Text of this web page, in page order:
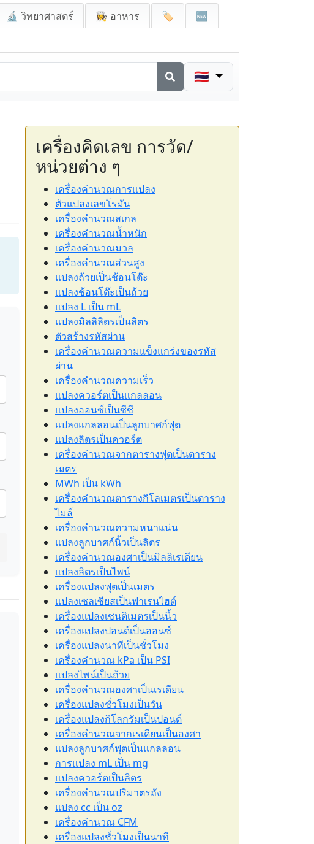
🔬 วิทยาศาสตร์ 👩‍🍳 อาหาร 🏷️
🆕
🇹🇭
เครื่องคิดเลข การวัด/
หน่วยต่าง ๆ
เครื่องคำนวณการแปลง
ตัวแปลงเลขโรมัน
เครื่องคำนวณสเกล
เครื่องคำนวณน้ำหนัก
เครื่องคำนวณมวล
เครื่องคำนวณส่วนสูง
แปลงถ้วยเป็นช้อนโต๊ะ
แปลงช้อนโต๊ะเป็นถ้วย
แปลง L เป็น mL
แปลงมิลลิลิตรเป็นลิตร
ตัวสร้างรหัสผ่าน
เครื่องคำนวณความแข็งแกร่งของรหัส
ผ่าน
เครื่องคำนวณความเร็ว
แปลงควอร์ตเป็นแกลลอน
แปลงออนซ์เป็นซีซี
แปลงแกลลอนเป็นลูกบาศก์ฟุต
แปลงลิตรเป็นควอร์ต
เครื่องคำนวณจากตารางฟุตเป็นตาราง
เมตร
MWh เป็น kWh
เครื่องคำนวณตารางกิโลเมตรเป็นตาราง
ไมล์
เครื่องคำนวณความหนาแน่น
แปลงลูกบาศก์นิ้วเป็นลิตร
เครื่องคำนวณองศาเป็นมิลลิเรเดียน
แปลงลิตรเป็นไพน์
เครื่องแปลงฟุตเป็นเมตร
แปลงเซลเซียสเป็นฟาเรนไฮต์
เครื่องแปลงเซนติเมตรเป็นนิ้ว
เครื่องแปลงปอนด์เป็นออนซ์
เครื่องแปลงนาทีเป็นชั่วโมง
เครื่องคำนวณ kPa เป็น PSI
แปลงไพน์เป็นถ้วย
เครื่องคำนวณองศาเป็นเรเดียน
เครื่องแปลงชั่วโมงเป็นวัน
เครื่องแปลงกิโลกรัมเป็นปอนด์
เครื่องคำนวณจากเรเดียนเป็นองศา
แปลงลูกบาศก์ฟุตเป็นแกลลอน
การแปลง mL เป็น mg
แปลงควอร์ตเป็นลิตร
เครื่องคำนวณปริมาตรถัง
แปลง cc เป็น oz
เครื่องคำนวณ CFM
เครื่องแปลงชั่วโมงเป็นนาที